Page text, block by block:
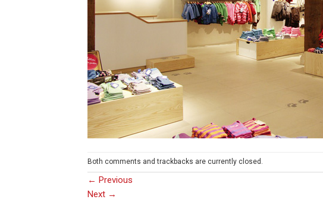
Both comments and trackbacks are currently closed.
← Previous
Next →